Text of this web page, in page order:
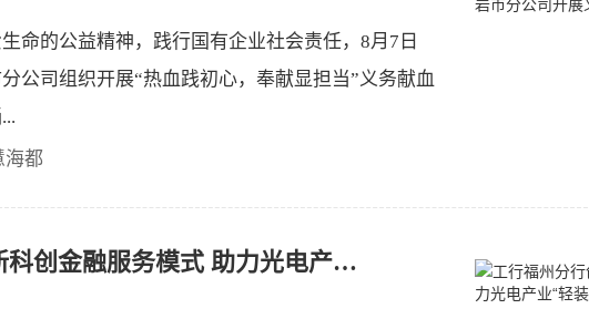
命的公益精神，践行国有企业社会责任，8月7日
公司组织开展“热血践初心，奉献显担当”义务献血
海都
工行福州分行创新科创金融服务模式 助力光电产业“轻装上阵”